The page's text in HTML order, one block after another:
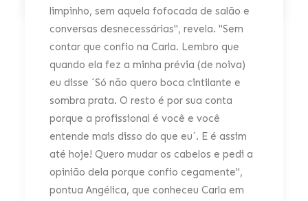
limpinho, sem aquela fofocada de salão e
conversas desnecessárias", revela. "Sem
contar que confio na Carla. Lembro que
quando ela fez a minha prévia (de noiva)
eu disse ´Só não quero boca cintilante e
sombra prata. O resto é por sua conta
porque a profissional é você e você
entende mais disso do que eu´. E é assim
até hoje! Quero mudar os cabelos e pedi a
opinião dela porque confio cegamente",
pontua Angélica, que conheceu Carla em